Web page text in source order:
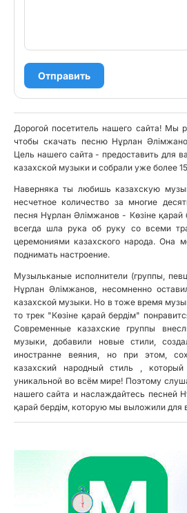
Отправить
Дорогой посетитель нашего сайта! Мы
чтобы скачать песню Нұрлан
Цель нашего сайта - предоставить для
казахской музыки и собрали уже более
Наверняка ты любишь казахскую
несчетное количество за многие
песня Нұрлан Әлімжанов - Көзіне қарай
всегда шла рука об руку со всеми
церемониями казахского народа. Она
поднимать настроение.
Музыльканые исполнители (группы,
Нұрлан Әлімжанов, несомненно
казахской музыки. Но в тоже время
то трек "Көзіне қарай бердім"
Современные казахские группы
музыки, добавили новые стили,
иностранне веяния, но при этом,
казахский народный стиль ,
уникальной во всём мире! Поэтому
нашего сайта и наслаждайтесь песней
қарай бердім, которую мы выложили для